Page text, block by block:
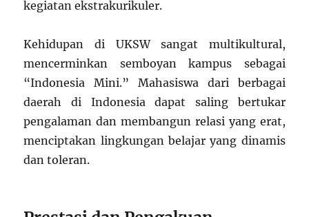
kegiatan ekstrakurikuler.
Kehidupan di UKSW sangat multikultural,
mencerminkan semboyan kampus sebagai
“Indonesia Mini.” Mahasiswa dari berbagai
daerah di Indonesia dapat saling bertukar
pengalaman dan membangun relasi yang erat,
menciptakan lingkungan belajar yang dinamis
dan toleran.